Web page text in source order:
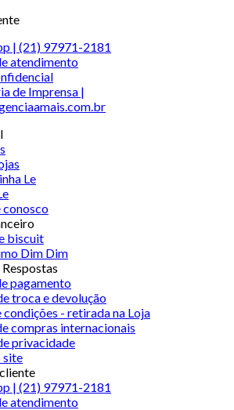
| (21) 97971-2181
atendimento
de Imprensa |
Le
conosco
biscuit
Dim Dim
pagamento
troca e devolução
condições - retirada na Loja
compras internacionais
privacidade
site
| (21) 97971-2181
atendimento